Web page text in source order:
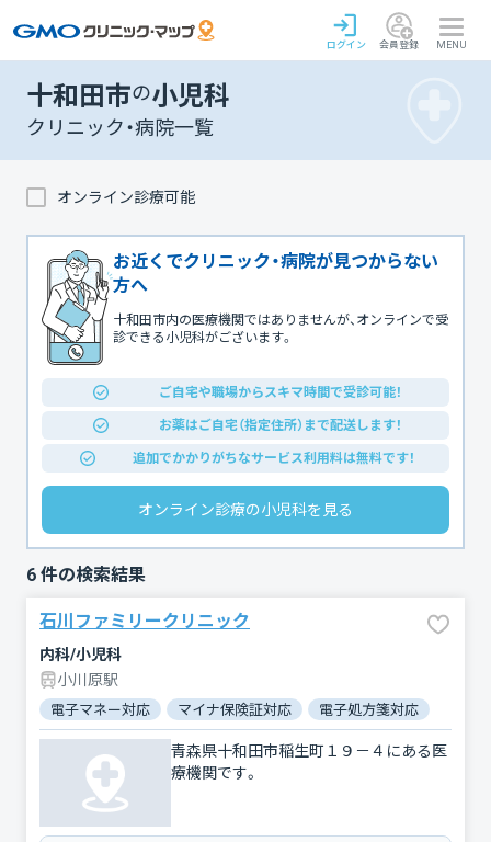
ログイン 会員登録 MENU
十和田市の小児科
クリニック・病院一覧
オンライン診療可能
お近くでクリニック・病院が見つからない
方へ
十和田市内の医療機関ではありませんが、オンラインで受
診できる小児科がございます。
ご自宅や職場からスキマ時間で受診可能！
お薬はご自宅（指定住所）まで配送します！
追加でかかりがちなサービス利用料は無料です！
オンライン診療の小児科を見る
6 件の検索結果
石川ファミリークリニック
内科/小児科
小川原駅
電子マネー対応 マイナ保険証対応 電子処方箋対応
青森県十和田市稲生町１９－４にある医
療機関です。